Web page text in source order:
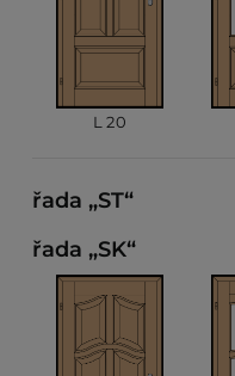
L 20
řada „ST“
řada „SK“